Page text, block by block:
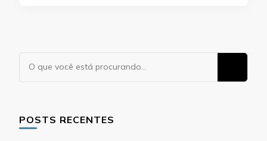
Procurando
algo?
POSTS RECENTES